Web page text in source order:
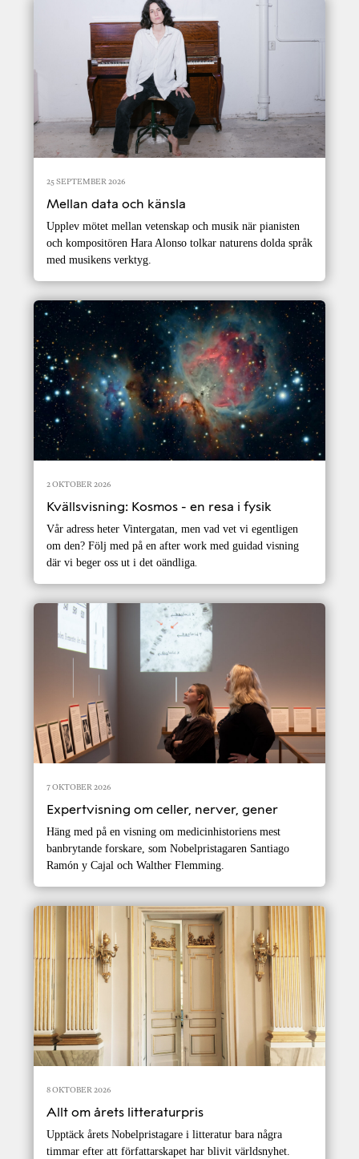
25 SEPTEMBER 2026
Mellan data och känsla
Upplev mötet mellan vetenskap och musik när pianisten
och kompositören Hara Alonso tolkar naturens dolda språk
med musikens verktyg.
2 OKTOBER 2026
Kvällsvisning: Kosmos - en resa i fysik
Vår adress heter Vintergatan, men vad vet vi egentligen
om den? Följ med på en after work med guidad visning
där vi beger oss ut i det oändliga.
7 OKTOBER 2026
Expertvisning om celler, nerver, gener
Häng med på en visning om medicinhistoriens mest
banbrytande forskare, som Nobelpristagaren Santiago
Ramón y Cajal och Walther Flemming.
8 OKTOBER 2026
Allt om årets litteraturpris
Upptäck årets Nobelpristagare i litteratur bara några
timmar efter att författarskapet har blivit världsnyhet.